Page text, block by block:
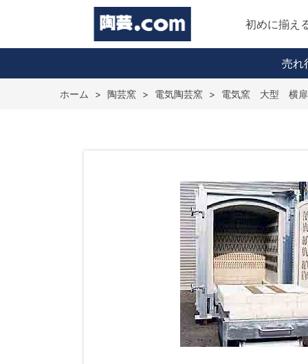
初めに揃え
売れ
ホーム > 陶芸窯 > 電気陶芸窯 > 電気窯 大型 横